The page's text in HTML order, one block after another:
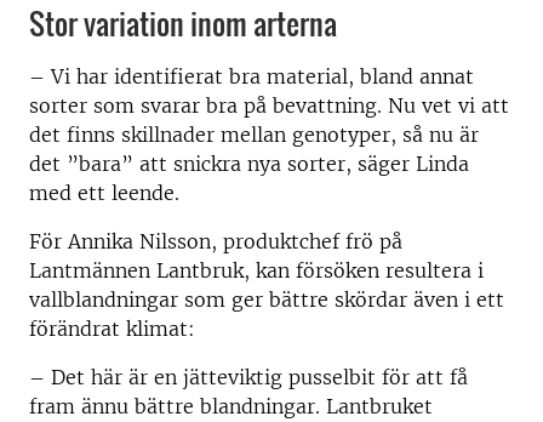
Stor variation inom arterna
– Vi har identifierat bra material, bland annat
sorter som svarar bra på bevattning. Nu vet vi att
det finns skillnader mellan genotyper, så nu är
det ”bara” att snickra nya sorter, säger Linda
med ett leende.
För Annika Nilsson, produktchef frö på
Lantmännen Lantbruk, kan försöken resultera i
vallblandningar som ger bättre skördar även i ett
förändrat klimat:
– Det här är en jätteviktig pusselbit för att få
fram ännu bättre blandningar. Lantbruket